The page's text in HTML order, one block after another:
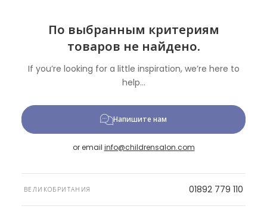
По выбранным критериям
товаров не найдено.
If you’re looking for a little inspiration, we’re here to
help...
Напишите нам
or email info@childrensalon.com
ВЕЛИКОБРИТАНИЯ 01892 779 110